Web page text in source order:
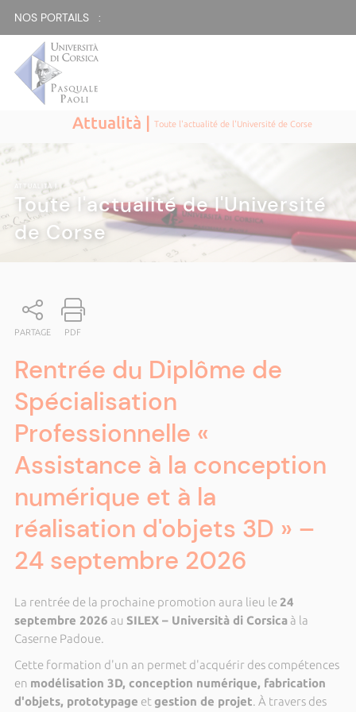
NOS PORTAILS :
Attualità |Toute l'actualité de l'Université de Corse
ATTUALITÀ|
Toute l'actualité de l'Université
de Corse
PARTAGE PDF
Rentrée du Diplôme de
Spécialisation
Professionnelle «
Assistance à la conception
numérique et à la
réalisation d'objets 3D » –
24 septembre 2026
La rentrée de la prochaine promotion aura lieu le 24
septembre 2026 au SILEX – Università di Corsicaà la
Caserne Padoue.
Cette formation d'un an permet d'acquérir des compétences
en modélisation 3D, conception numérique, fabrication
d'objets, prototypage et gestion de projet. À travers des